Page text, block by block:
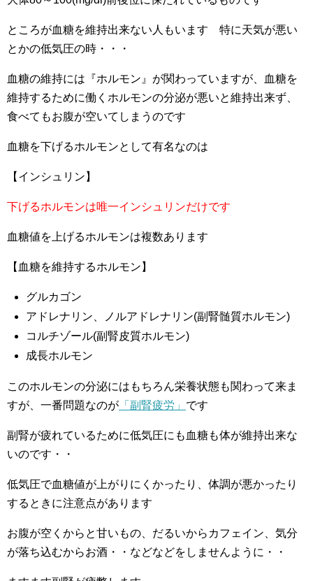
ところが血糖を維持出来ない人もいます 特に天気が悪い
とかの低気圧の時・・・
血糖の維持には『ホルモン』が関わっていますが、血糖を
維持するために働くホルモンの分泌が悪いと維持出来ず、
食べてもお腹が空いてしまうのです
血糖を下げるホルモンとして有名なのは
【インシュリン】
下げるホルモンは唯一インシュリンだけです
血糖値を上げるホルモンは複数あります
【血糖を維持するホルモン】
グルカゴン
アドレナリン、ノルアドレナリン(副腎髄質ホルモン)
コルチゾール(副腎皮質ホルモン)
成長ホルモン
このホルモンの分泌にはもちろん栄養状態も関わって来ま
すが、一番問題なのが 「副腎疲労」 です
副腎が疲れているために低気圧にも血糖も体が維持出来な
いのです・・
低気圧で血糖値が上がりにくかったり、体調が悪かったり
するときに注意点があります
お腹が空くからと甘いもの、だるいからカフェイン、気分
が落ち込むからお酒・・などなどをしませんように・・